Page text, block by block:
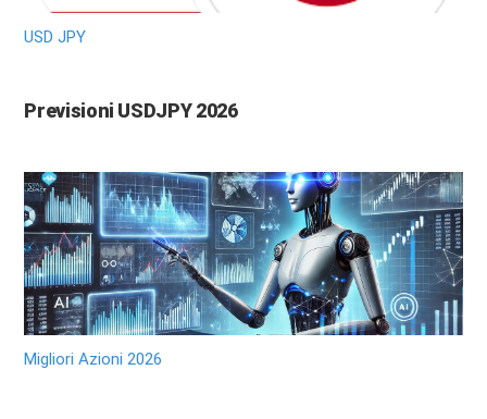
USD JPY
Previsioni USDJPY 2026
Migliori Azioni 2026